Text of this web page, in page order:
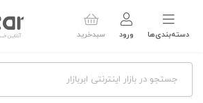
دسته‌بندی‌ها ورود سبدخرید